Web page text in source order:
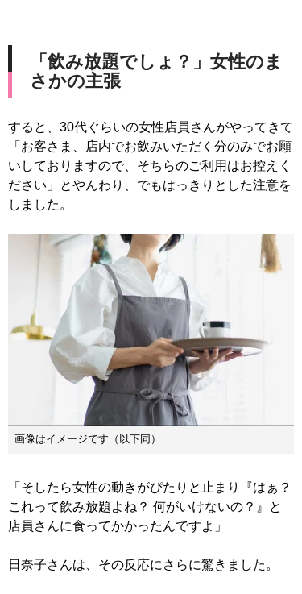
「飲み放題でしょ？」女性のま
さかの主張
すると、30代ぐらいの女性店員さんがやってきて
「お客さま、店内でお飲みいただく分のみでお願
いしておりますので、そちらのご利用はお控えく
ださい」とやんわり、でもはっきりとした注意を
しました。
画像はイメージです（以下同）
「そしたら女性の動きがぴたりと止まり『はぁ？
これって飲み放題よね？ 何がいけないの？』と
店員さんに食ってかかったんですよ」
日奈子さんは、その反応にさらに驚きました。